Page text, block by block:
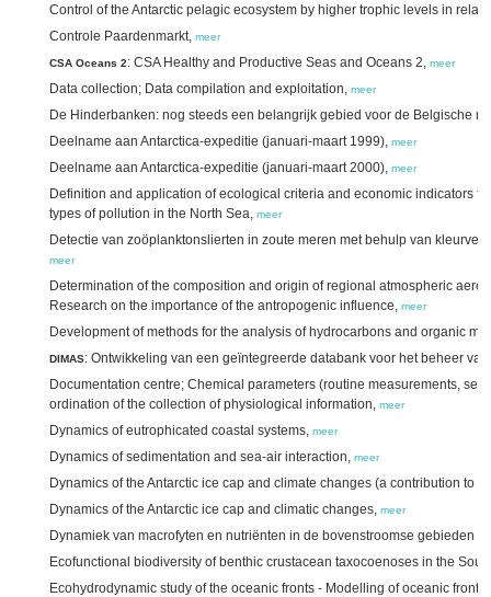
Control of the Antarctic pelagic ecosystem by higher trophic levels in
Controle Paardenmarkt, meer
CSA Oceans 2: CSA Healthy and Productive Seas and Oceans 2, meer
Data collection; Data compilation and exploitation, meer
De Hinderbanken: nog steeds een belangrijk gebied voor de Belgische
Deelname aan Antarctica-expeditie (januari-maart 1999), meer
Deelname aan Antarctica-expeditie (januari-maart 2000), meer
Definition and application of ecological criteria and economic indicators
types of pollution in the North Sea, meer
Detectie van zoöplanktonslierten in zoute meren met behulp van
meer
Determination of the composition and origin of regional atmospheric
Research on the importance of the antropogenic influence, meer
Development of methods for the analysis of hydrocarbons and organic
DIMAS: Ontwikkeling van een geïntegreerde databank voor het beheer
Documentation centre; Chemical parameters (routine measurements,
ordination of the collection of physiological information, meer
Dynamics of eutrophicated coastal systems, meer
Dynamics of sedimentation and sea-air interaction, meer
Dynamics of the Antarctic ice cap and climate changes (a contribution to
Dynamics of the Antarctic ice cap and climatic changes, meer
Dynamiek van macrofyten en nutriënten in de bovenstroomse gebieden
Ecofunctional biodiversity of benthic crustacean taxocoenoses in the
Ecohydrodynamic study of the oceanic fronts - Modelling of oceanic